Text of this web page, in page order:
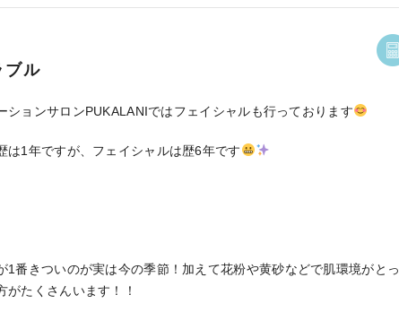
ブル
ションサロンPUKALANIではフェイシャルも行っております
は1年ですが、フェイシャルは歴6年です
1番きついのが実は今の季節！加えて花粉や黄砂などで肌環境がとっ
がたくさんいます！！